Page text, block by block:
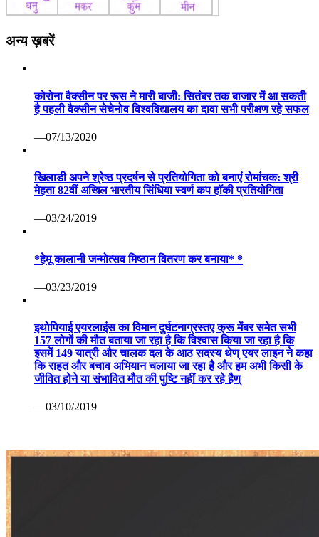
अन्य ख़बरें
कोरोना वैक्सीन पर रूस ने मारी बाजी: सितंबर तक बाजार में आ सकती
है पहली वैक्सीन सेचेनोव विश्वविद्यालय का दावा सभी परीक्षण रहे सफल
—07/13/2020
खिलाडी अपने श्रेष्ठ प्रदर्षन से प्रतियोगिता को बनाएं रोमांचक: श्री
मेहता 82वीं अखिल भारतीय सिंधिया स्वर्ण कप हॉकी प्रतियोगिता
—03/24/2019
*हेमू कालानी जन्मोत्सव मिष्ठान वितरण कर बनाया* *
—03/23/2019
इथोपियाई एयरलाइंस का विमान दुर्घटनाग्रस्तए क्रू मेंबर समेत सभी
157 लोगों की मौत बताया जा रहा है कि विश्वास किया जा रहा है कि
इसमें 149 यात्री और चालक दल के आठ सदस्य थेण् एयर लाइन ने कहा
कि राहत और बचाव अभियान चलाया जा रहा है और हम अभी किसी के
जीवित होने या संभावित मौत की पुष्टि नहीं कर रहे हैण्
—03/10/2019